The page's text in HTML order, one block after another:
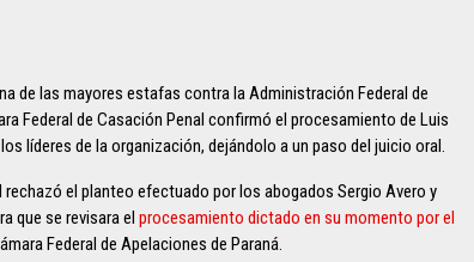
de las mayores estafas contra la Administración Federal de
Federal de Casación Penal confirmó el procesamiento de Luis
líderes de la organización, dejándolo a un paso del juicio oral.
rechazó el planteo efectuado por los abogados Sergio Avero y
que se revisara el procesamiento dictado en su momento por el
Federal de Apelaciones de Paraná.